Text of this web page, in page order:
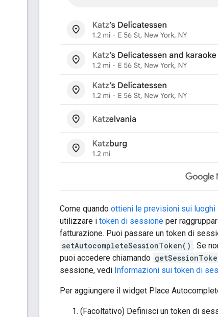
Come quando ottieni le previsioni sui luoghi
utilizzare i token di sessione per
fatturazione. Puoi passare un token di
setAutocompleteSessionToken() . Se
puoi accedere chiamando
sessione, vedi Informazioni sui token di
Per aggiungere il widget Place
(Facoltativo) Definisci un token di